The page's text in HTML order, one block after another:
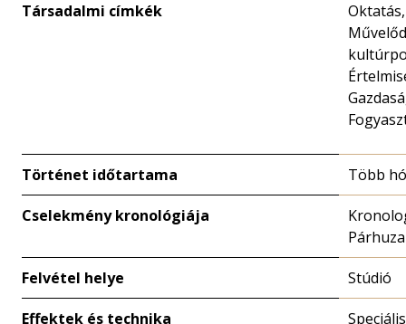
Társadalmi címkék
Történet időtartama Több
Cselekmény kronológiája
Felvétel helye Stúdió
Effektek és technika